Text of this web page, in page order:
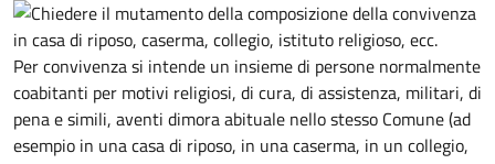
Per convivenza si intende un insieme di persone normalmente
coabitanti per motivi religiosi, di cura, di assistenza, militari, di
pena e simili, aventi dimora abituale nello stesso Comune (ad
esempio in una casa di riposo, in una caserma, in un collegio,